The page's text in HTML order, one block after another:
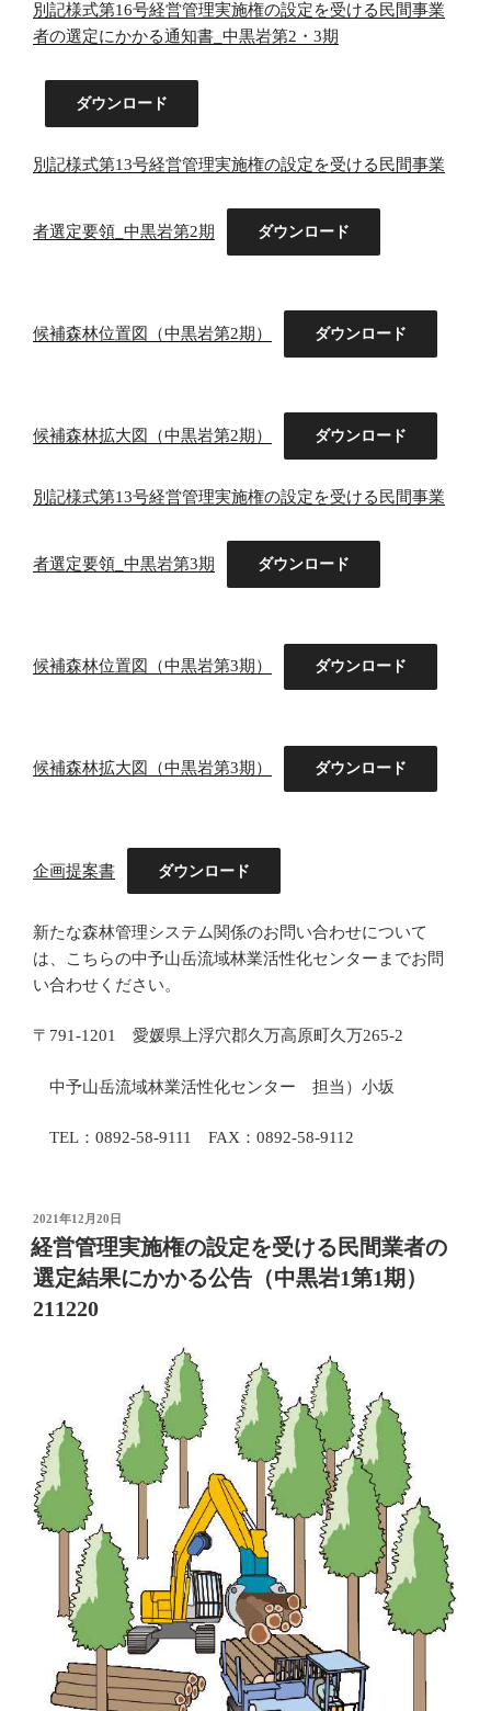
別記様式第16号経営管理実施権の設定を受ける民間事業
者の選定にかかる通知書_中黒岩第2・3期
ダウンロード
別記様式第13号経営管理実施権の設定を受ける民間事業
者選定要領_中黒岩第2期 ダウンロード
候補森林位置図（中黒岩第2期） ダウンロード
候補森林拡大図（中黒岩第2期） ダウンロード
別記様式第13号経営管理実施権の設定を受ける民間事業
者選定要領_中黒岩第3期 ダウンロード
候補森林位置図（中黒岩第3期） ダウンロード
候補森林拡大図（中黒岩第3期） ダウンロード
企画提案書 ダウンロード
新たな森林管理システム関係のお問い合わせについて
は、こちらの中予山岳流域林業活性化センターまでお問
い合わせください。
〒791-1201 愛媛県上浮穴郡久万高原町久万265-2
中予山岳流域林業活性化センター 担当）小坂
TEL：0892-58-9111 FAX：0892-58-9112
投
稿
日:
2021年12月20日
経営管理実施権の設定を受ける民間業者の
選定結果にかかる公告（中黒岩1第1期）
211220